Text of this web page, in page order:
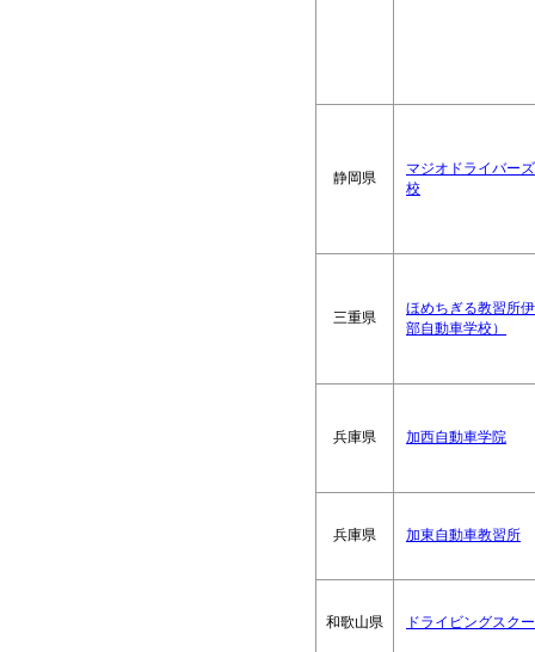
静岡県
マジオドライバー
校
三重県
ほめちぎる教習所
部自動車学校）
兵庫県 加西自動車学院
兵庫県 加東自動車教習所
和歌山県 ドライビングスク